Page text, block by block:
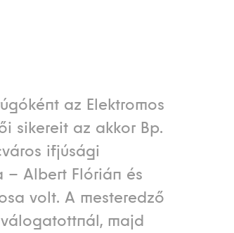
az Elektromos
sikereit az akkor Bp.
ifjúsági
Albert Flórián és
volt. A mesteredző
majd